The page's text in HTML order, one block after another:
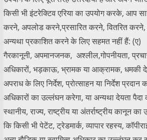
किसी भी इंटरेक्टिव एरिया का उपयोग करके, आप
करने, अपलोड करने,प्रसारित करने, वितरित करने,
अन्यथा प्रकाशित करने के लिए सहमत नहीं हैं: (ए)
गैरकानूनी, अपमानजनक, अश्लील,गोपनीयता,
अधिकारों, भड़काऊ, भ्रामक या आक्रामक, धमकी
अपराध के लिए निर्देश, प्रोत्साहन या निर्देश प्रदान
अधिकारों का उल्लंघन करेगा, या अन्यथा देयता पैदा
स्थानीय, राज्य, राष्ट्रीय या अंतर्राष्ट्रीय कानून
कि किसी भी पेटेंट, ट्रेडमार्क, व्यापार रहस्य,